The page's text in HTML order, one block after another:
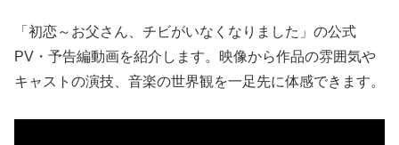
「初恋～お父さん、チビがいなくなりました」の公式
PV・予告編動画を紹介します。映像から作品の雰囲気や
キャストの演技、音楽の世界観を一足先に体感できます。